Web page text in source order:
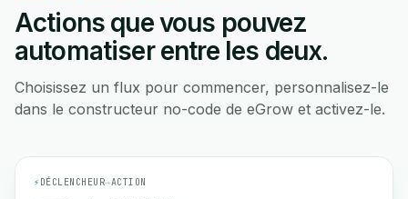
Actions que vous pouvez
automatiser entre les deux.
Choisissez un flux pour commencer, personnalisez-le
dans le constructeur no-code de eGrow et activez-le.
⚡ DÉCLENCHEUR→ACTION